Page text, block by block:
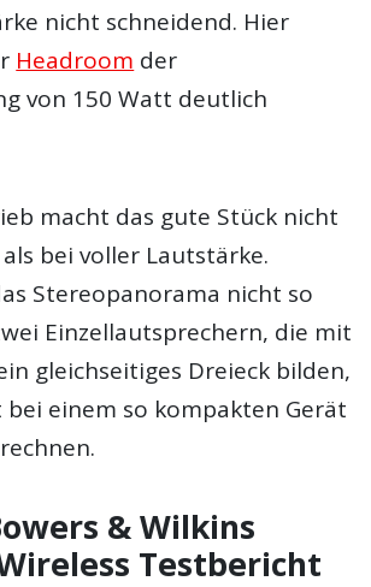
nicht schneidend. Hier
Headroom der
von 150 Watt deutlich
macht das gute Stück nicht
bei voller Lautstärke.
Stereopanorama nicht so
Einzellautsprechern, die mit
gleichseitiges Dreieck bilden,
einem so kompakten Gerät
& Wilkins
Testbericht